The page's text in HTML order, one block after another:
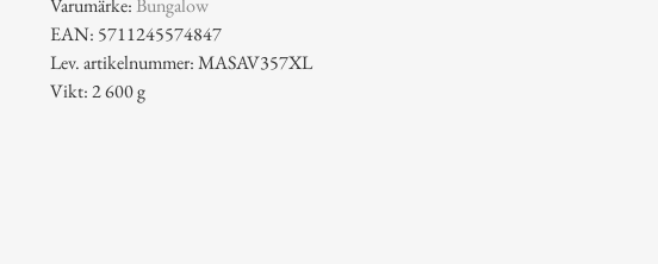
Varumärke:Bungalow
EAN: 5711245574847
Lev. artikelnummer: MASAV357XL
Vikt: 2 600 g